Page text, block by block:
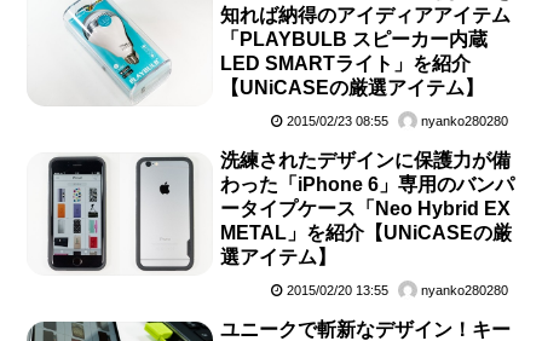
知れば納得のアイディアアイテム
「PLAYBULB スピーカー内蔵
LED SMARTライト」を紹介
【UNiCASEの厳選アイテム】
2015/02/23 08:55 nyanko280280
洗練されたデザインに保護力が備
わった「iPhone 6」専用のバンパ
ータイプケース「Neo Hybrid EX
METAL」を紹介【UNiCASEの厳
選アイテム】
2015/02/20 13:55 nyanko280280
ユニークで斬新なデザイン！キー